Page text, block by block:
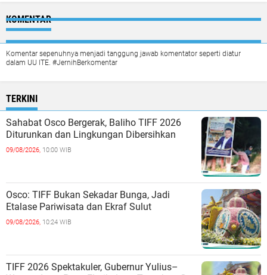
KOMENTAR
Komentar sepenuhnya menjadi tanggung jawab komentator seperti diatur
dalam UU ITE. #JernihBerkomentar
TERKINI
Sahabat Osco Bergerak, Baliho TIFF 2026
Diturunkan dan Lingkungan Dibersihkan
09/08/2026, 10:00 WIB
Osco: TIFF Bukan Sekadar Bunga, Jadi
Etalase Pariwisata dan Ekraf Sulut
09/08/2026, 10:24 WIB
TIFF 2026 Spektakuler, Gubernur Yulius–